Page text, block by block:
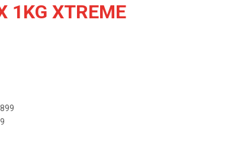
1KG XTREME